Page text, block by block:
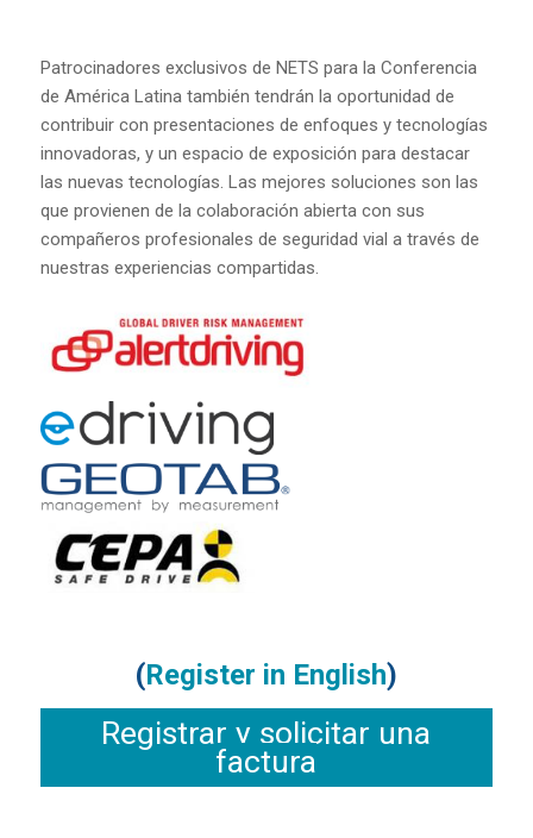
Patrocinadores exclusivos de NETS para la Conferencia
de América Latina también tendrán la oportunidad de
contribuir con presentaciones de enfoques y tecnologías
innovadoras, y un espacio de exposición para destacar
las nuevas tecnologías. Las mejores soluciones son las
que provienen de la colaboración abierta con sus
compañeros profesionales de seguridad vial a través de
nuestras experiencias compartidas.
(Register in English)
Registrar y solicitar una
factura